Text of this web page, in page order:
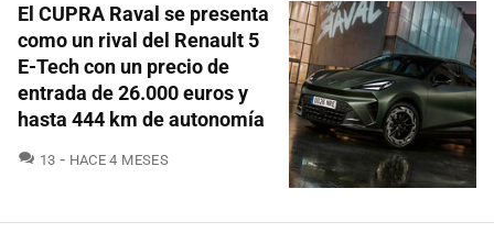
El CUPRA Raval se presenta
como un rival del Renault 5
E-Tech con un precio de
entrada de 26.000 euros y
hasta 444 km de autonomía
13 COMENTARIOS
HACE 4 MESES